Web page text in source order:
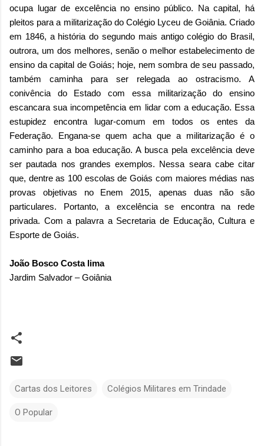
ocupa lugar de excelência no ensino público. Na capital, há
pleitos para a militarização do Colégio Lyceu de Goiânia. Criado
em 1846, a história do segundo mais antigo colégio do Brasil,
outrora, um dos melhores, senão o melhor estabelecimento de
ensino da capital de Goiás; hoje, nem sombra de seu passado,
também caminha para ser relegada ao ostracismo. A
conivência do Estado com essa militarização do ensino
escancara sua incompetência em lidar com a educação. Essa
estupidez encontra lugar-comum em todos os entes da
Federação. Engana-se quem acha que a militarização é o
caminho para a boa educação. A busca pela excelência deve
ser pautada nos grandes exemplos. Nessa seara cabe citar
que, dentre as 100 escolas de Goiás com maiores médias nas
provas objetivas no Enem 2015, apenas duas não são
particulares. Portanto, a excelência se encontra na rede
privada. Com a palavra a Secretaria de Educação, Cultura e
Esporte de Goiás.
João Bosco Costa lima
Jardim Salvador – Goiânia
Cartas dos Leitores Colégios Militares em Trindade
O Popular